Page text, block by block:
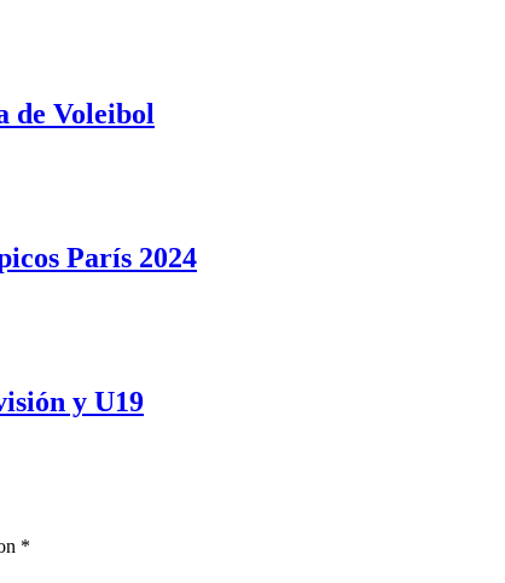
de Voleibol
París 2024
y U19
*